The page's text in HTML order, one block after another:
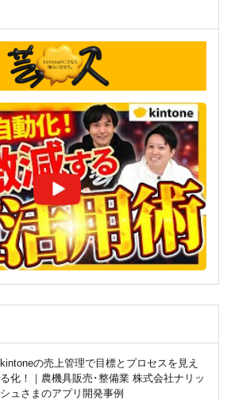
kintoneの売上管理で目標とプロセスを見え
る化！｜農機具販売･整備業 株式会社ナリッ
シュさまのアプリ開発事例